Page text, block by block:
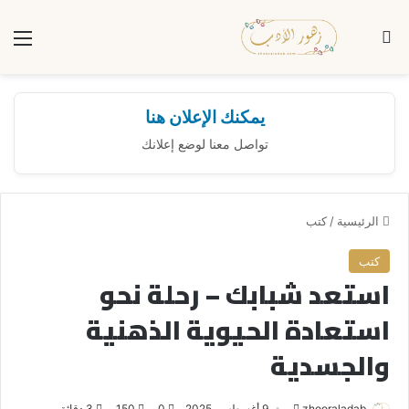
بحث عن
يمكنك الإعلان هنا
تواصل معنا لوضع إعلانك
الرئيسية /كتب
كتب
استعد شبابك – رحلة نحو
استعادة الحيوية الذهنية
والجسدية